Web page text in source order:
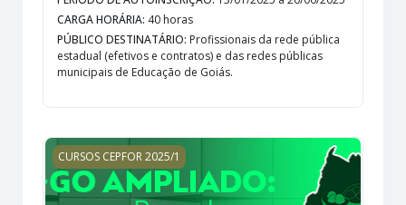
CARGA HORÁRIA: 40 horas
PÚBLICO DESTINATÁRIO: Profissionais da rede pública
estadual (efetivos e contratos) e das redes públicas
municipais de Educação de Goiás.
DC-GO Ampliado: Conhecer e Reconhecer - Ciências
CURSOS CEPFOR 2025/1